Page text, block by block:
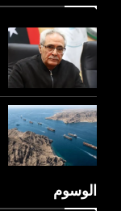
الوسوم